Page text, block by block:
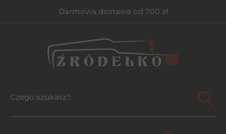
Darmowa dostawa od 700 zł